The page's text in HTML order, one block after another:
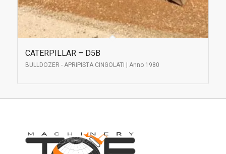
CATERPILLAR – D5B
BULLDOZER - APRIPISTA CINGOLATI | Anno 1980